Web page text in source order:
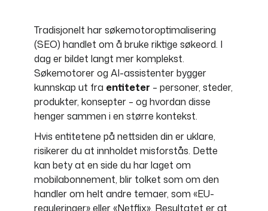
Tradisjonelt har søkemotoroptimalisering
(SEO) handlet om å bruke riktige søkeord. I
dag er bildet langt mer komplekst.
Søkemotorer og AI-assistenter bygger
kunnskap ut fra entiteter – personer, steder,
produkter, konsepter – og hvordan disse
henger sammen i en større kontekst.
Hvis entitetene på nettsiden din er uklare,
risikerer du at innholdet misforstås. Dette
kan bety at en side du har laget om
mobilabonnement, blir tolket som om den
handler om helt andre temaer, som «EU-
reguleringer» eller «Netflix». Resultatet er at